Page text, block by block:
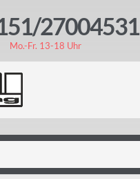
27004531
Mo.-Fr. 13-18 Uhr